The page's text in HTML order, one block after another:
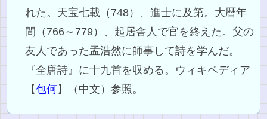
れた。天宝七載（748）、進士に及第。大暦年
間（766～779）、起居舎人で官を終えた。父の
友人であった孟浩然に師事して詩を学んだ。
『全唐詩』に十九首を収める。ウィキペディア
【包何】（中文）参照。